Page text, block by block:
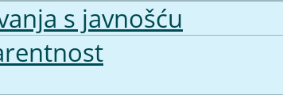
s javnošću